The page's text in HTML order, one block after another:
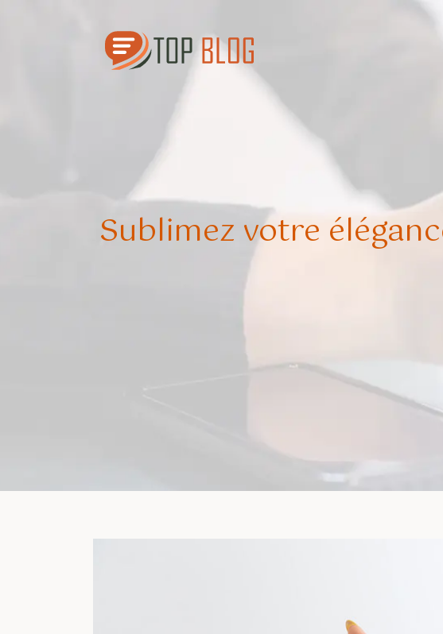
Sublimez votre